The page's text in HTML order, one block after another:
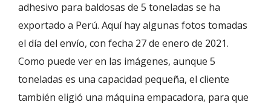
adhesivo para baldosas de 5 toneladas se ha
exportado a Perú. Aquí hay algunas fotos tomadas
el día del envío, con fecha 27 de enero de 2021.
Como puede ver en las imágenes, aunque 5
toneladas es una capacidad pequeña, el cliente
también eligió una máquina empacadora, para que